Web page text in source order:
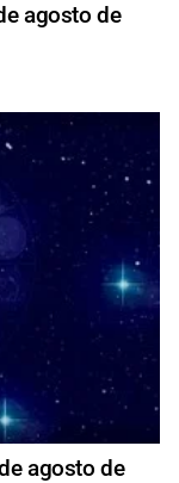
agosto de
agosto de